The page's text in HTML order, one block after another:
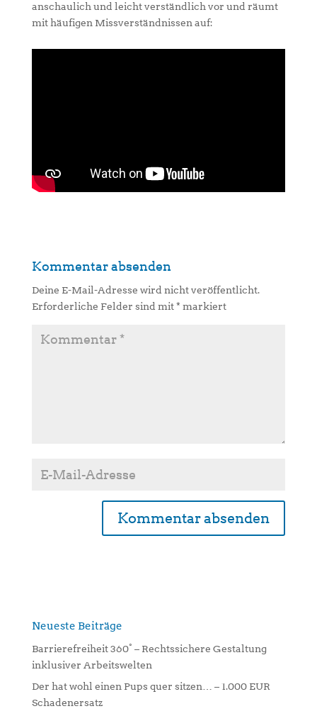
anschaulich und leicht verständlich vor und räumt
mit häufigen Missverständnissen auf:
Kommentar absenden
Deine E-Mail-Adresse wird nicht veröffentlicht.
Erforderliche Felder sind mit* markiert
n
v
e
Neueste Beiträge
Barrierefreiheit 360° – Rechtssichere Gestaltung
inklusiver Arbeitswelten
Der hat wohl einen Pups quer sitzen… – 1.000 EUR
Schadenersatz